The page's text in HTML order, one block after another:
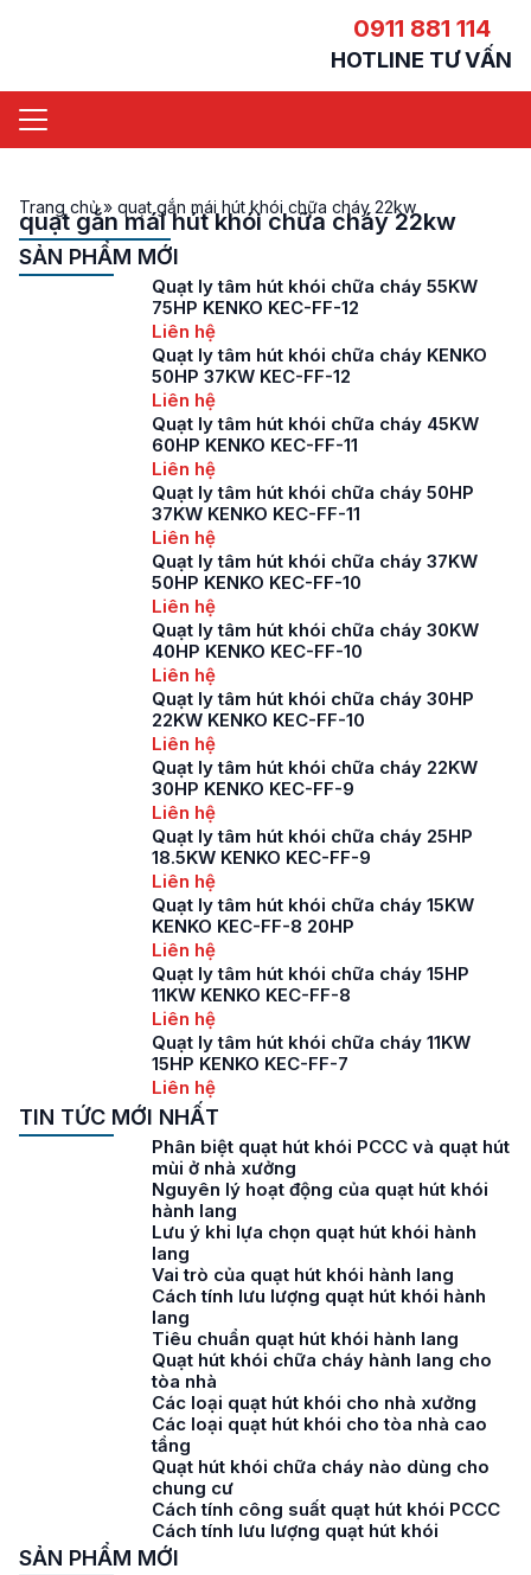
0911 881 114
HOTLINE TƯ VẤN
Trang chủ» quạt gắn mái hút khói chữa cháy 22kw
quạt gắn mái hút khói chữa cháy 22kw
SẢN PHẨM MỚI
Quạt ly tâm hút khói chữa cháy 55KW
75HP KENKO KEC-FF-12
Liên hệ
Quạt ly tâm hút khói chữa cháy KENKO
50HP 37KW KEC-FF-12
Liên hệ
Quạt ly tâm hút khói chữa cháy 45KW
60HP KENKO KEC-FF-11
Liên hệ
Quạt ly tâm hút khói chữa cháy 50HP
37KW KENKO KEC-FF-11
Liên hệ
Quạt ly tâm hút khói chữa cháy 37KW
50HP KENKO KEC-FF-10
Liên hệ
Quạt ly tâm hút khói chữa cháy 30KW
40HP KENKO KEC-FF-10
Liên hệ
Quạt ly tâm hút khói chữa cháy 30HP
22KW KENKO KEC-FF-10
Liên hệ
Quạt ly tâm hút khói chữa cháy 22KW
30HP KENKO KEC-FF-9
Liên hệ
Quạt ly tâm hút khói chữa cháy 25HP
18.5KW KENKO KEC-FF-9
Liên hệ
Quạt ly tâm hút khói chữa cháy 15KW
KENKO KEC-FF-8 20HP
Liên hệ
Quạt ly tâm hút khói chữa cháy 15HP
11KW KENKO KEC-FF-8
Liên hệ
Quạt ly tâm hút khói chữa cháy 11KW
15HP KENKO KEC-FF-7
Liên hệ
TIN TỨC MỚI NHẤT
Phân biệt quạt hút khói PCCC và quạt hút
mùi ở nhà xưởng
Nguyên lý hoạt động của quạt hút khói
hành lang
Lưu ý khi lựa chọn quạt hút khói hành
lang
Vai trò của quạt hút khói hành lang
Cách tính lưu lượng quạt hút khói hành
lang
Tiêu chuẩn quạt hút khói hành lang
Quạt hút khói chữa cháy hành lang cho
tòa nhà
Các loại quạt hút khói cho nhà xưởng
Các loại quạt hút khói cho tòa nhà cao
tầng
Quạt hút khói chữa cháy nào dùng cho
chung cư
Cách tính công suất quạt hút khói PCCC
Cách tính lưu lượng quạt hút khói
SẢN PHẨM MỚI